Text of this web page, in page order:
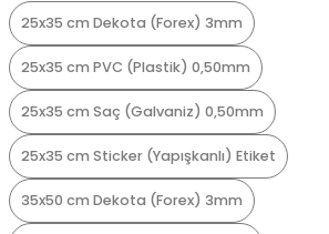
25x35 cm Dekota (Forex) 3mm
25x35 cm PVC (Plastik) 0,50mm
25x35 cm Saç (Galvaniz) 0,50mm
25x35 cm Sticker (Yapışkanlı) Etiket
35x50 cm Dekota (Forex) 3mm